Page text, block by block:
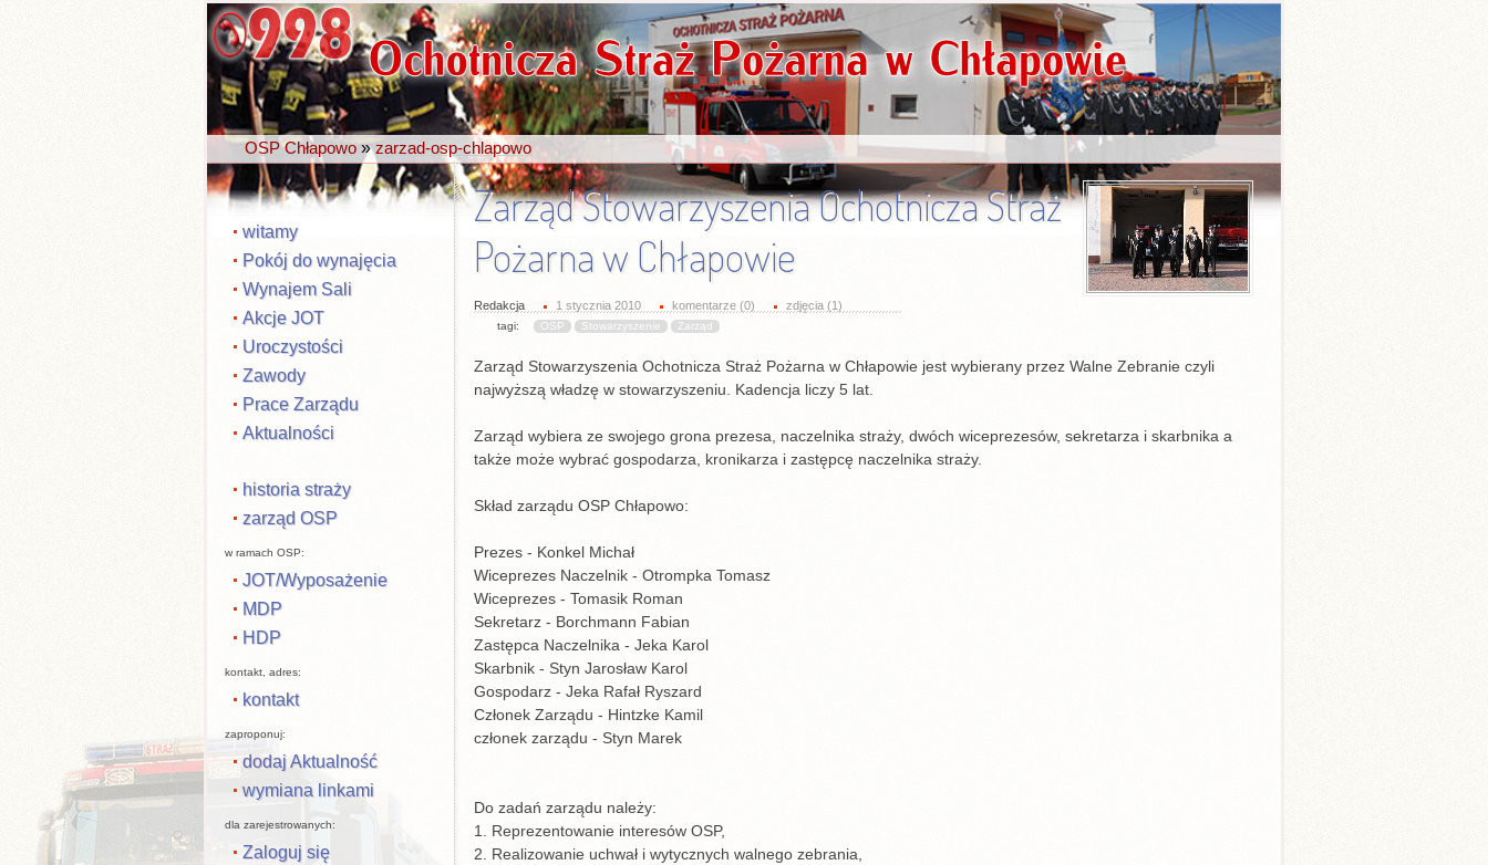
OSP Chłapowo » zarzad-osp-chlapowo
witamy
Pokój do wynajęcia
Wynajem Sali
Akcje JOT
Uroczystości
Zawody
Prace Zarządu
Aktualności
historia straży
zarząd OSP
w ramach OSP:
JOT/Wyposażenie
MDP
HDP
kontakt, adres:
kontakt
zaproponuj:
dodaj Aktualność
wymiana linkami
dla zarejestrowanych:
Zaloguj się
Zarząd Stowarzyszenia Ochotnicza Straż
Pożarna w Chłapowie
Redakcja 1 stycznia 2010 komentarze (0) zdjęcia (1)
tagi: OSP Stowarzyszenie Zarząd
Zarząd Stowarzyszenia Ochotnicza Straż Pożarna w Chłapowie jest wybierany przez Walne Zebranie czyli
najwyższą władzę w stowarzyszeniu. Kadencja liczy 5 lat.
Zarząd wybiera ze swojego grona prezesa, naczelnika straży, dwóch wiceprezesów, sekretarza i skarbnika a
także może wybrać gospodarza, kronikarza i zastępcę naczelnika straży.
Skład zarządu OSP Chłapowo:
Prezes - Konkel Michał
Wiceprezes Naczelnik - Otrompka Tomasz
Wiceprezes - Tomasik Roman
Sekretarz - Borchmann Fabian
Zastępca Naczelnika - Jeka Karol
Skarbnik - Styn Jarosław Karol
Gospodarz - Jeka Rafał Ryszard
Członek Zarządu - Hintzke Kamil
członek zarządu - Styn Marek
Do zadań zarządu należy:
1. Reprezentowanie interesów OSP,
2. Realizowanie uchwał i wytycznych walnego zebrania,